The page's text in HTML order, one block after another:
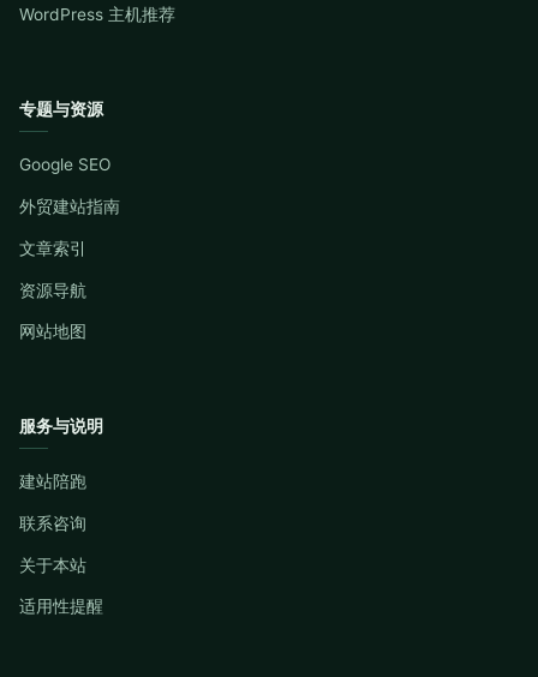
WordPress 主机推荐
专题与资源
Google SEO
外贸建站指南
文章索引
资源导航
网站地图
服务与说明
建站陪跑
联系咨询
关于本站
适用性提醒